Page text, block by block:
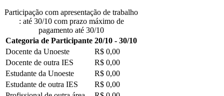
Participação com apresentação de trabalho
: até 30/10 com prazo máximo de
pagamento até 30/10
Categoria de Participante 20/10 - 30/10
Docente da Unoeste
R$ 0,00
Docente de outra IES
R$ 0,00
Estudante da Unoeste
R$ 0,00
Estudante de outra IES
R$ 0,00